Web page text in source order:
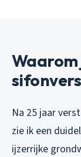
Waarom
Na 25 jaar
zie ik een
ijzerrijke